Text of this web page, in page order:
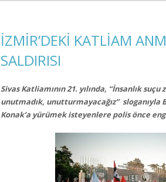
İZMİR’DEKİ KATLİAM
SALDIRISI
Sivas Katliamının 21. yılında, “İnsanlık suçu
unutmadık, unutturmayacağız” sloganıyla
Konak’a yürümek isteyenlere polis önce